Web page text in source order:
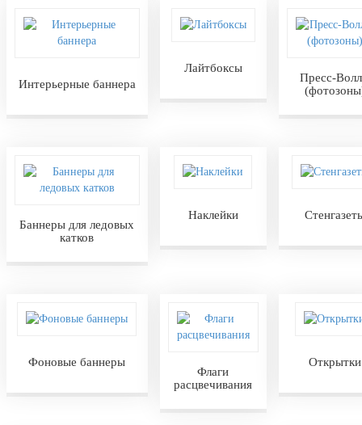
Интерьерные баннера
Лайтбоксы
Пресс-
Баннеры для ледовых
катков
Наклейки
Фоновые баннеры
Флаги
расцвечивания
Открытки